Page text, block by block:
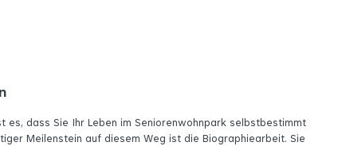
es, dass Sie Ihr Leben im Seniorenwohnpark selbstbestimmt
Meilenstein auf diesem Weg ist die Biographiearbeit. Sie